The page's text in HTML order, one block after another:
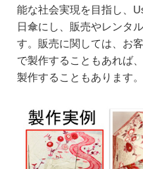
能な社会実現を目指し、
日傘にし、販売やレンタ
す。販売に関しては、お
で製作することもあれば
製作することもあります。